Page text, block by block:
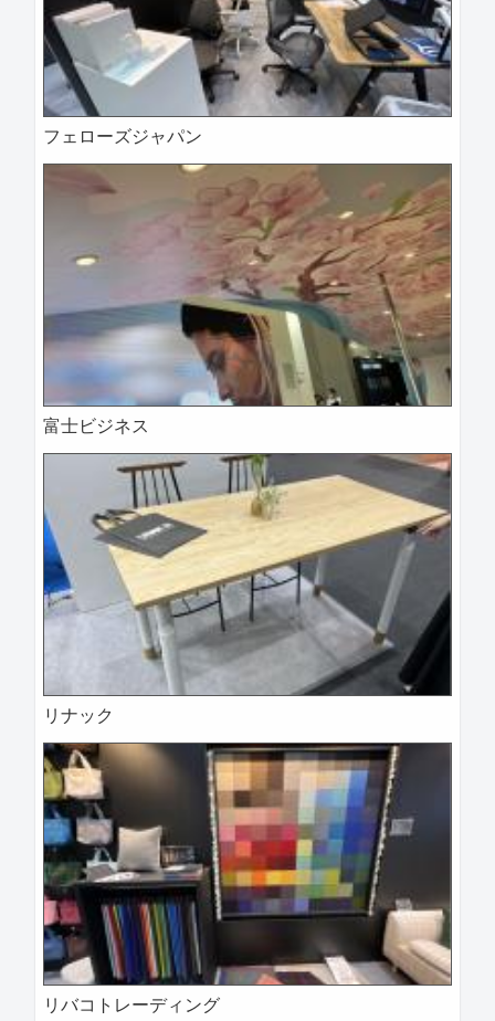
フェローズジャパン
富士ビジネス
リナック
リバコトレーディング